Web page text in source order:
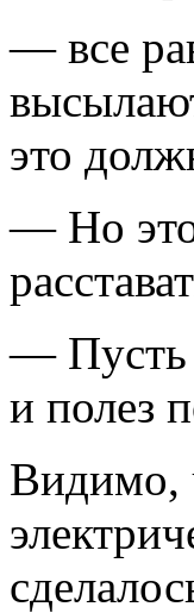
— все
это
— Но это
— Пусть
и полез
Видимо,